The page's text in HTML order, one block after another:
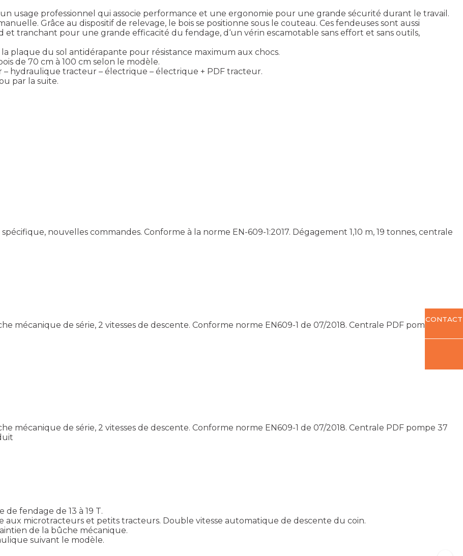
usage professionnel qui associe performance et une ergonomie pour une grande sécurité durant le travail.
Grâce au dispositif de relevage, le bois se positionne sous le couteau. Ces fendeuses sont aussi
tranchant pour une grande efficacité du fendage, d‘un vérin escamotable sans effort et sans outils,
plaque du sol antidérapante pour résistance maximum aux chocs.
de 70 cm à 100 cm selon le modèle.
– hydraulique tracteur – électrique – électrique + PDF tracteur.
par la suite.
nouvelles commandes. Conforme à la norme EN-609-1:2017. Dégagement 1,10 m, 19 tonnes, centrale
mécanique de série, 2 vitesses de descente. Conforme norme EN609-1 de 07/2018. Centrale PDF pompe 44
mécanique de série, 2 vitesses de descente. Conforme norme EN609-1 de 07/2018. Centrale PDF pompe 37
fendage de 13 à 19 T.
aux microtracteurs et petits tracteurs. Double vitesse automatique de descente du coin.
de la bûche mécanique.
suivant le modèle.
CONTACT